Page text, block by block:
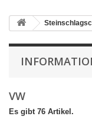
VW
Es gibt 76 Artikel.